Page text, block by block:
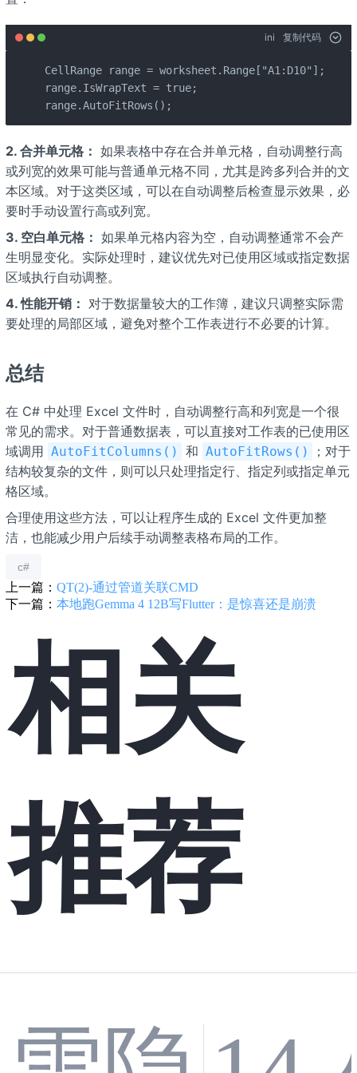
ini 复制代码
CellRange range = worksheet.Range["A1:D10"];
range.IsWrapText = true;
range.AutoFitRows();
2. 合并单元格： 如果表格中存在合并单元格，自动调整行高
或列宽的效果可能与普通单元格不同，尤其是跨多列合并的文
本区域。对于这类区域，可以在自动调整后检查显示效果，必
要时手动设置行高或列宽。
3. 空白单元格： 如果单元格内容为空，自动调整通常不会产
生明显变化。实际处理时，建议优先对已使用区域或指定数据
区域执行自动调整。
4. 性能开销： 对于数据量较大的工作簿，建议只调整实际需
要处理的局部区域，避免对整个工作表进行不必要的计算。
总结
在 C# 中处理 Excel 文件时，自动调整行高和列宽是一个很
常见的需求。对于普通数据表，可以直接对工作表的已使用区
域调用 ​ ​AutoFitColumns()​ ​ 和 ​ ​AutoFitRows()​
​；对于
结构较复杂的文件，则可以只处理指定行、指定列或指定单元
格区域。
合理使用这些方法，可以让程序生成的 Excel 文件更加整
洁，也能减少用户后续手动调整表格布局的工作。
c#
上一篇： QT(2)-通过管道关联CMD
下一篇： 本地跑Gemma 4 12B写Flutter：是惊喜还是崩溃
相关
推荐